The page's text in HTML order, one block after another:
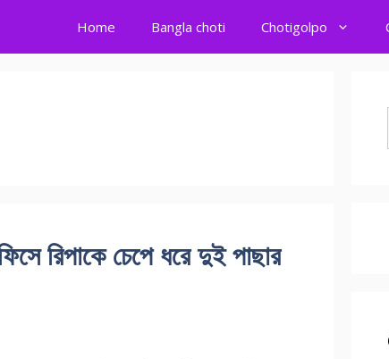
Home Bangla choti Chotigolpo
চেপে ধরে দুই পাছার